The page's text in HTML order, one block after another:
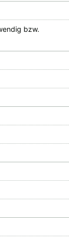
bzw.